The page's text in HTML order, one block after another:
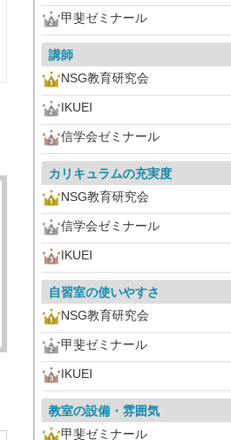
甲斐ゼミナール
講師
NSG教育研究会
IKUEI
信学会ゼミナール
カリキュラムの充実度
NSG教育研究会
信学会ゼミナール
IKUEI
自習室の使いやすさ
NSG教育研究会
甲斐ゼミナール
IKUEI
教室の設備・雰囲気
甲斐ゼミナール